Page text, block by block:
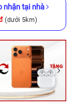
nhận tại nhà
(dưới 5km)